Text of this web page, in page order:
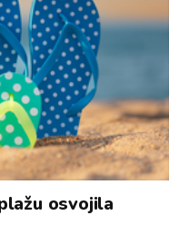
osvojila